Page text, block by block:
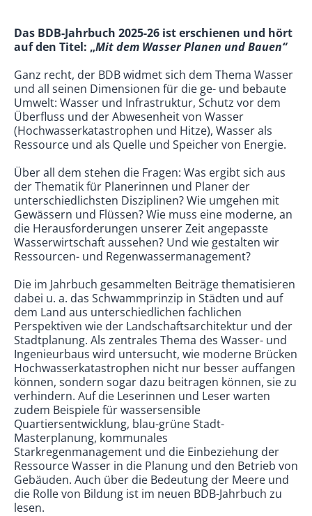
Das BDB-Jahrbuch 2025-26 ist erschienen und hört
auf den Titel: „Mit dem Wasser Planen und Bauen“
Ganz recht, der BDB widmet sich dem Thema Wasser
und all seinen Dimensionen für die ge- und bebaute
Umwelt: Wasser und Infrastruktur, Schutz vor dem
Überfluss und der Abwesenheit von Wasser
(Hochwasserkatastrophen und Hitze), Wasser als
Ressource und als Quelle und Speicher von Energie.
Über all dem stehen die Fragen: Was ergibt sich aus
der Thematik für Planerinnen und Planer der
unterschiedlichsten Disziplinen? Wie umgehen mit
Gewässern und Flüssen? Wie muss eine moderne, an
die Herausforderungen unserer Zeit angepasste
Wasserwirtschaft aussehen? Und wie gestalten wir
Ressourcen- und Regenwassermanagement?
Die im Jahrbuch gesammelten Beiträge thematisieren
dabei u. a. das Schwammprinzip in Städten und auf
dem Land aus unterschiedlichen fachlichen
Perspektiven wie der Landschaftsarchitektur und der
Stadtplanung. Als zentrales Thema des Wasser- und
Ingenieurbaus wird untersucht, wie moderne Brücken
Hochwasserkatastrophen nicht nur besser auffangen
können, sondern sogar dazu beitragen können, sie zu
verhindern. Auf die Leserinnen und Leser warten
zudem Beispiele für wassersensible
Quartiersentwicklung, blau-grüne Stadt-
Masterplanung, kommunales
Starkregenmanagement und die Einbeziehung der
Ressource Wasser in die Planung und den Betrieb von
Gebäuden. Auch über die Bedeutung der Meere und
die Rolle von Bildung ist im neuen BDB-Jahrbuch zu
lesen.